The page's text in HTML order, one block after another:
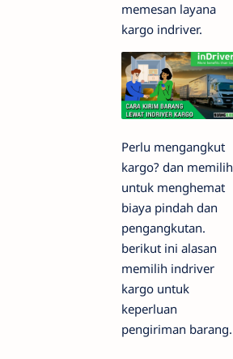
memesan layana
kargo indriver.
Perlu mengangkut
kargo? dan memilih
untuk menghemat
biaya pindah dan
pengangkutan.
berikut ini alasan
memilih indriver
kargo untuk
keperluan
pengiriman barang.